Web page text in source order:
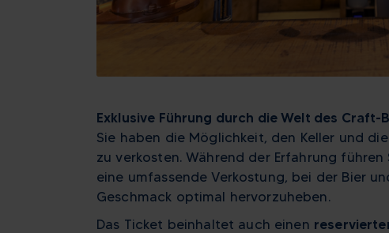
Exklusive Führung durch die Welt des Craft-
Sie haben die Möglichkeit, den Keller und
zu verkosten. Während der Erfahrung
eine umfassende Verkostung, bei der Bier
Geschmack optimal hervorzuheben.
Das Ticket beinhaltet auch einen